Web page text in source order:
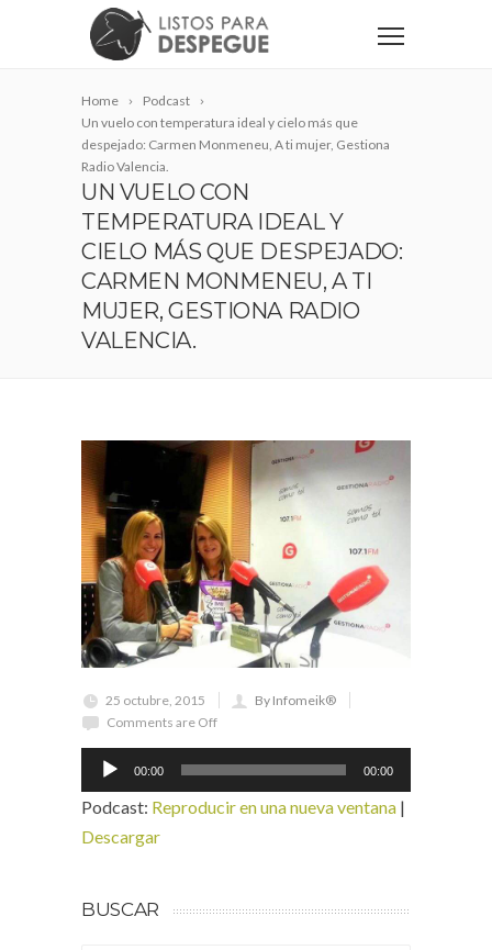
Home
Podcast
Un vuelo con temperatura ideal y cielo más que
despejado: Carmen Monmeneu, A ti mujer, Gestiona
Radio Valencia.
UN VUELO CON
TEMPERATURA IDEAL Y
CIELO MÁS QUE DESPEJADO:
CARMEN MONMENEU, A TI
MUJER, GESTIONA RADIO
VALENCIA.
25 octubre, 2015
By Infomeik®
Comments are Off
Reproductor
de
audio
00:00 00:00
Podcast: Reproducir en una nueva ventana |
Descargar
BUSCAR